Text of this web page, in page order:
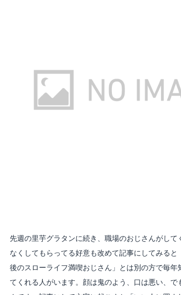
先週の里芋グラタンに続き、職場のおじさんがし
なくしてもらってる好意も改めて記事にしてみる
後のスローライフ満喫おじさん」とは別の方で毎
てくれる人がいます。顔は鬼のよう、口は悪い、